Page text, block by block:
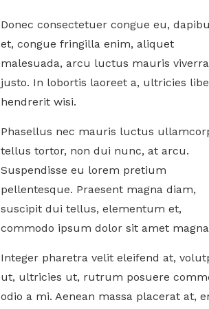
Donec consectetuer congue eu,
et, congue fringilla enim, aliquet
malesuada, arcu luctus mauris viverra
justo. In lobortis laoreet a, ultricies
hendrerit wisi.
Phasellus nec mauris luctus
tellus tortor, non dui nunc, at arcu.
Suspendisse eu lorem pretium
pellentesque. Praesent magna diam,
suscipit dui tellus, elementum et,
commodo ipsum dolor sit amet
Integer pharetra velit eleifend at,
ut, ultricies ut, rutrum posuere
odio a mi. Aenean massa placerat at,